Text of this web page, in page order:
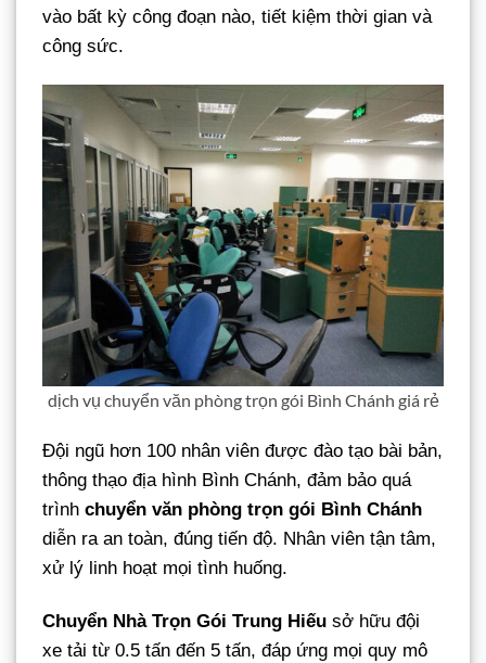
vào bất kỳ công đoạn nào, tiết kiệm thời gian và
công sức.
dịch vụ chuyển văn phòng trọn gói Bình Chánh giá rẻ
Đội ngũ hơn 100 nhân viên được đào tạo bài bản,
thông thạo địa hình Bình Chánh, đảm bảo quá
trình chuyển văn phòng trọn gói Bình Chánh
diễn ra an toàn, đúng tiến độ. Nhân viên tận tâm,
xử lý linh hoạt mọi tình huống.
Chuyển Nhà Trọn Gói Trung Hiếu sở hữu đội
xe tải từ 0.5 tấn đến 5 tấn, đáp ứng mọi quy mô